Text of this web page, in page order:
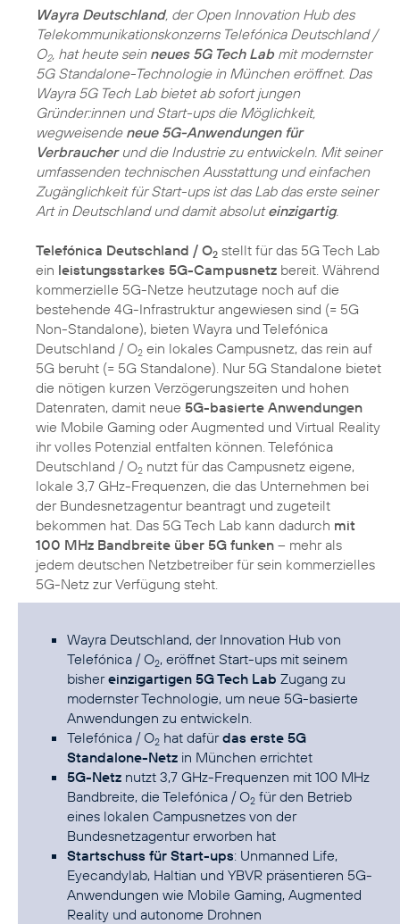
Wayra Deutschland, der Open Innovation Hub des
Telekommunikationskonzerns Telefónica Deutschland /
O2, hat heute sein neues 5G Tech Lab mit modernster
5G Standalone-Technologie in München eröffnet. Das
Wayra 5G Tech Lab bietet ab sofort jungen
Gründer:innen und Start-ups die Möglichkeit,
wegweisende neue 5G-Anwendungen für
Verbraucherund die Industrie zu entwickeln. Mit seiner
umfassenden technischen Ausstattung und einfachen
Zugänglichkeit für Start-ups ist das Lab das erste seiner
Art in Deutschland und damit absoluteinzigartig.
Telefónica Deutschland / O2 stellt für das 5G Tech Lab
ein leistungsstarkes 5G-Campusnetz bereit. Während
kommerzielle 5G-Netze heutzutage noch auf die
bestehende 4G-Infrastruktur angewiesen sind (= 5G
Non-Standalone), bieten Wayra und Telefónica
Deutschland / O2 ein lokales Campusnetz, das rein auf
5G beruht (= 5G Standalone). Nur 5G Standalone bietet
die nötigen kurzen Verzögerungszeiten und hohen
Datenraten, damit neue 5G-basierte Anwendungen
wie Mobile Gaming oder Augmented und Virtual Reality
ihr volles Potenzial entfalten können. Telefónica
Deutschland / O2 nutzt für das Campusnetz eigene,
lokale 3,7 GHz-Frequenzen, die das Unternehmen bei
der Bundesnetzagentur beantragt und zugeteilt
bekommen hat. Das 5G Tech Lab kann dadurch mit
100 MHz Bandbreite über 5G funken – mehr als
jedem deutschen Netzbetreiber für sein kommerzielles
5G-Netz zur Verfügung steht.
Wayra Deutschland, der Innovation Hub von
Telefónica / O2, eröffnet Start-ups mit seinem
bishereinzigartigen 5G Tech Lab Zugang zu
modernster Technologie, um neue 5G-basierte
Anwendungen zu entwickeln.
Telefónica / O2 hat dafürdas erste 5G
Standalone-Netz in München errichtet
5G-Netz nutzt 3,7 GHz-Frequenzen mit 100 MHz
Bandbreite, die Telefónica / O2 für den Betrieb
eines lokalen Campusnetzes von der
Bundesnetzagentur erworben hat
Startschuss für Start-ups: Unmanned Life,
Eyecandylab, Haltian und YBVR präsentieren 5G-
Anwendungen wie Mobile Gaming, Augmented
Reality und autonome Drohnen